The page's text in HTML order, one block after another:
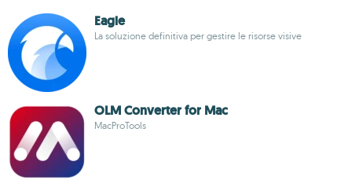
Eagle
La soluzione definitiva per gestire le risorse visive
OLM Converter for Mac
MacProTools